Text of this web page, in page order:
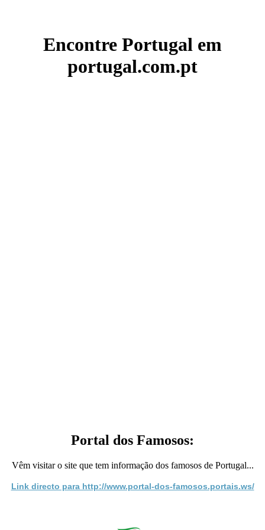
Encontre Portugal em
portugal.com.pt
Portal dos Famosos:
Vêm visitar o site que tem informação dos famosos de Portugal...
Link directo para http://www.portal-dos-famosos.portais.ws/